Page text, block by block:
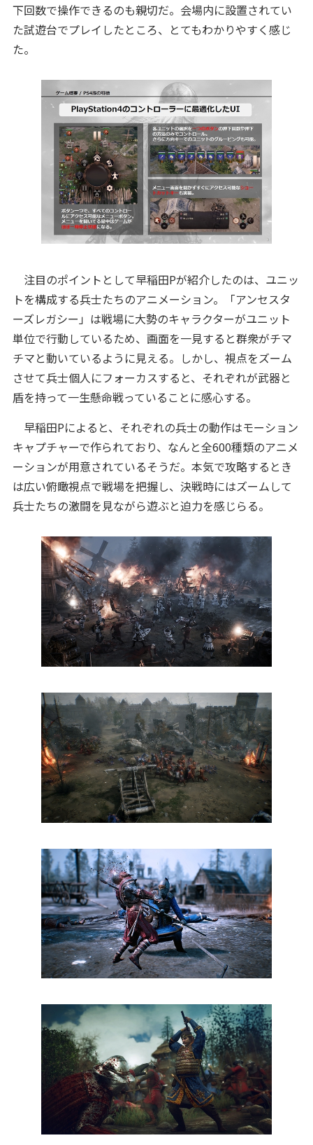
下回数で操作できるのも親切だ。会場内に設置されてい
た試遊台でプレイしたところ、とてもわかりやすく感じ
た。
注目のポイントとして早稲田Pが紹介したのは、ユニッ
トを構成する兵士たちのアニメーション。「アンセスタ
ーズレガシー」は戦場に大勢のキャラクターがユニット
単位で行動しているため、画面を一見すると群衆がチマ
チマと動いているように見える。しかし、視点をズーム
させて兵士個人にフォーカスすると、それぞれが武器と
盾を持って一生懸命戦っていることに感心する。
早稲田Pによると、それぞれの兵士の動作はモーション
キャプチャーで作られており、なんと全600種類のアニメ
ーションが用意されているそうだ。本気で攻略するとき
は広い俯瞰視点で戦場を把握し、決戦時にはズームして
兵士たちの激闘を見ながら遊ぶと迫力を感じらる。